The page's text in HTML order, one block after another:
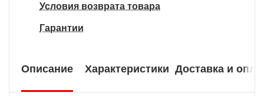
Условия возврата товара
Гарантии
Описание Характеристики Доставка и